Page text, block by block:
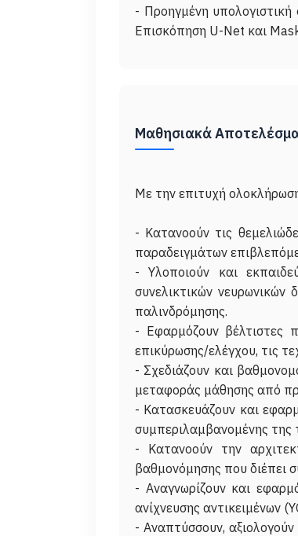
- Προηγμένη
Μαθησιακά
Με την επιτυχή
- Κατανοούν τις
παραδειγμάτων
- Υλοποιούν και
συνελικτικών νευρωνικών
παλινδρόμησης.
- Εφαρμόζουν βέλτιστες
επικύρωσης/ελέγχου, τις
- Σχεδιάζουν και
μεταφοράς μάθησης από
- Κατασκευάζουν και
συμπεριλαμβανομένης της
- Κατανοούν την
βαθμονόμησης που διέπει
- Αναγνωρίζουν και
ανίχνευσης αντικειμένων
- Αναπτύσσουν,